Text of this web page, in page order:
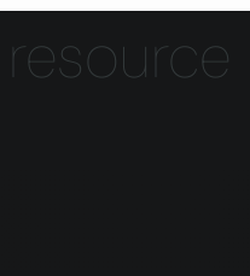
resource